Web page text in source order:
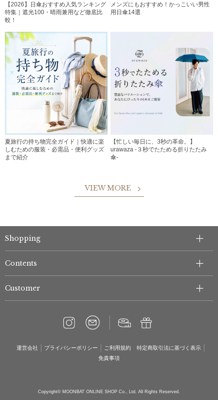
【2026】日傘おすすめ人気ランキング
特集｜遮光100・晴雨兼用など徹底比
較！
メンズにもおすすめ！かっこいい男性
用日傘14選
夏旅行の持ち物完全ガイド｜快適に楽
しむための服装・必需品・便利グッズ
まで紹介
【忙しい毎日に、3秒の革命。】
urawaza -３秒でたためる折りたたみ
傘-
VIEW MORE
Shopping
Contents
Customer
運営会社 プライバシーポリシー ご利用規約
特定商取引法に基づく表示
免責事項
Copyright© MOONBAT ONLINE SHOP Co., Ltd. All Rights Reserved.